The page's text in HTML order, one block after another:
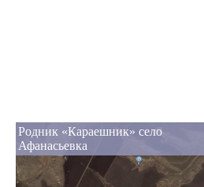
Родник «Караешник» село
Афанасьевка